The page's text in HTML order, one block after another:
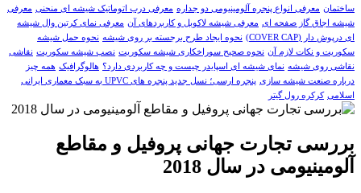
ساختمان معرفی انواع پنجره آلومینیومی دو جداره معرفی درب اتوماتیک شیشه ای منحنی معرفی
شیشه اجاق گاز صفحه ای معرفی شیشه لاکوبل و کاربردهای آن معرفی نمای کرتین وال شیشه
ای درپوش دار (COVER CAP)
نحوه ایجاد طرح برجسته بر روی شیشه نحوه حمل شیشه
سکوریت و نکات لازم آن نحوه صحیح سوراخکاری شیشه سکوریت نصب شیشه سکوریت نقاشی
نقاشی روی شیشه نمای شیشه ای اسپایدر چیست و چه کاربردی دارد؟ هالوگرافیک همه چیز
درباره صنعت شیشه سازی
پنجره ارسی؛ نسل جدید پنجره های UPVC به سبک معماری ایرانی
اسلامی کرکره رول گیتر
بررسی تجارت جهانی پروفیل و مقاطع
آلومینیومی در سال 2018